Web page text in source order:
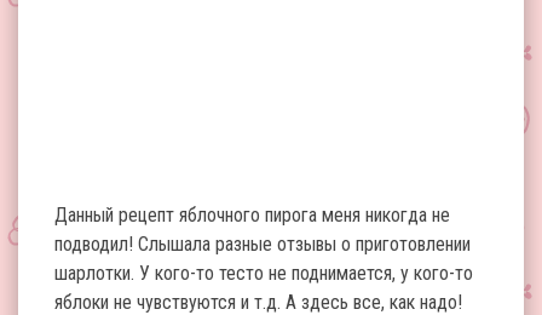
Данный рецепт яблочного пирога меня никогда не
подводил! Слышала разные отзывы о приготовлении
шарлотки. У кого-то тесто не поднимается, у кого-то
яблоки не чувствуются и т.д. А здесь все, как надо!